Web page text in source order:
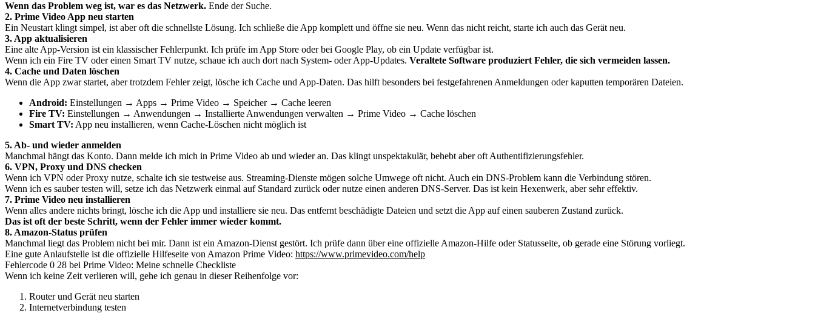
Wenn das Problem weg ist, war es das Netzwerk. Ende der Suche.
2. Prime Video App neu starten
Ein Neustart klingt simpel, ist aber oft die schnellste Lösung. Ich schließe die App komplett und öffne sie neu. Wenn das nicht reicht, starte ich auch das Gerät neu.
3. App aktualisieren
Eine alte App-Version ist ein klassischer Fehlerpunkt. Ich prüfe im App Store oder bei Google Play, ob ein Update verfügbar ist.
Wenn ich ein Fire TV oder einen Smart TV nutze, schaue ich auch dort nach System- oder App-Updates. Veraltete Software produziert Fehler, die sich vermeiden lassen.
4. Cache und Daten löschen
Wenn die App zwar startet, aber trotzdem Fehler zeigt, lösche ich Cache und App-Daten. Das hilft besonders bei festgefahrenen Anmeldungen oder kaputten temporären Dateien.
Android: Einstellungen → Apps → Prime Video → Speicher → Cache leeren
Fire TV: Einstellungen → Anwendungen → Installierte Anwendungen verwalten → Prime Video → Cache löschen
Smart TV: App neu installieren, wenn Cache-Löschen nicht möglich ist
5. Ab- und wieder anmelden
Manchmal hängt das Konto. Dann melde ich mich in Prime Video ab und wieder an. Das klingt unspektakulär, behebt aber oft Authentifizierungsfehler.
6. VPN, Proxy und DNS checken
Wenn ich VPN oder Proxy nutze, schalte ich sie testweise aus. Streaming-Dienste mögen solche Umwege oft nicht. Auch ein DNS-Problem kann die Verbindung stören.
Wenn ich es sauber testen will, setze ich das Netzwerk einmal auf Standard zurück oder nutze einen anderen DNS-Server. Das ist kein Hexenwerk, aber sehr effektiv.
7. Prime Video neu installieren
Wenn alles andere nichts bringt, lösche ich die App und installiere sie neu. Das entfernt beschädigte Dateien und setzt die App auf einen sauberen Zustand zurück.
Das ist oft der beste Schritt, wenn der Fehler immer wieder kommt.
8. Amazon-Status prüfen
Manchmal liegt das Problem nicht bei mir. Dann ist ein Amazon-Dienst gestört. Ich prüfe dann über eine offizielle Amazon-Hilfe oder Statusseite, ob gerade eine Störung vorliegt.
Eine gute Anlaufstelle ist die offizielle Hilfeseite von Amazon Prime Video: https://www.primevideo.com/help
Fehlercode 0 28 bei Prime Video: Meine schnelle Checkliste
Wenn ich keine Zeit verlieren will, gehe ich genau in dieser Reihenfolge vor:
Router und Gerät neu starten
Internetverbindung testen